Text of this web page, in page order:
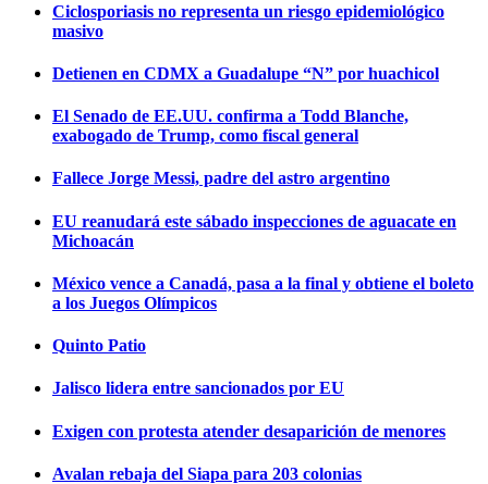
Ciclosporiasis no representa un riesgo epidemiológico
masivo
Detienen en CDMX a Guadalupe “N” por huachicol
El Senado de EE.UU. confirma a Todd Blanche,
exabogado de Trump, como fiscal general
Fallece Jorge Messi, padre del astro argentino
EU reanudará este sábado inspecciones de aguacate en
Michoacán
México vence a Canadá, pasa a la final y obtiene el boleto
a los Juegos Olímpicos
Quinto Patio
Jalisco lidera entre sancionados por EU
Exigen con protesta atender desaparición de menores
Avalan rebaja del Siapa para 203 colonias